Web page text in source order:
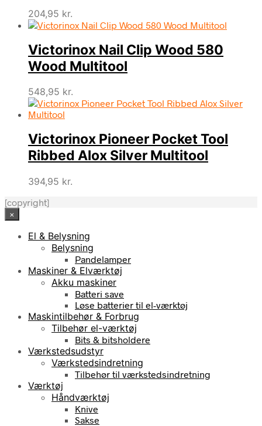
204,95 kr.
Victorinox Nail Clip Wood 580
Wood Multitool
548,95 kr.
Victorinox Pioneer Pocket Tool
Ribbed Alox Silver Multitool
394,95 kr.
[copyright]
×
El & Belysning
Belysning
Pandelamper
Maskiner & Elværktøj
Akku maskiner
Batteri save
Løse batterier til el-værktøj
Maskintilbehør & Forbrug
Tilbehør el-værktøj
Bits & bitsholdere
Værkstedsudstyr
Værkstedsindretning
Tilbehør til værkstedsindretning
Værktøj
Håndværktøj
Knive
Sakse